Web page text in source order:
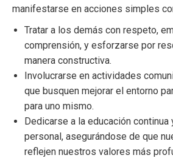
manifestarse en acciones simples
Tratar a los demás con respeto,
comprensión, y esforzarse por
manera constructiva.
Involucrarse en actividades
que busquen mejorar el entorno
para uno mismo.
Dedicarse a la educación continua
personal, asegurándose de que
reflejen nuestros valores más